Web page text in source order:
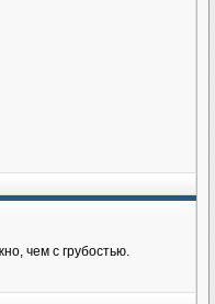
чем с грубостью.